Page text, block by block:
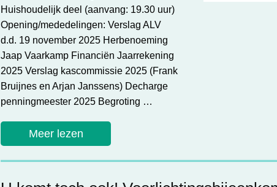
Huishoudelijk deel (aanvang: 19.30 uur)
Opening/mededelingen: Verslag ALV
d.d. 19 november 2025 Herbenoeming
Jaap Vaarkamp Financiën Jaarrekening
2025 Verslag kascommissie 2025 (Frank
Bruijnes en Arjan Janssens) Decharge
penningmeester 2025 Begroting …
Meer lezen